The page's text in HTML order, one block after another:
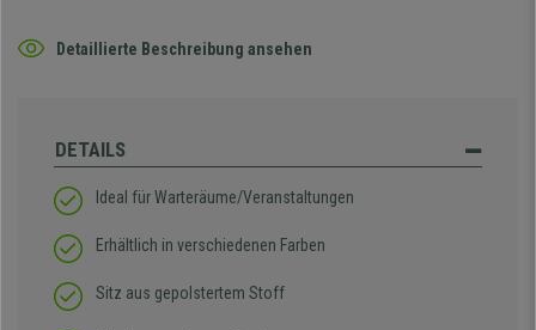
Detaillierte Beschreibung ansehen
DETAILS
Ideal für Warteräume/Veranstaltungen
Erhältlich in verschiedenen Farben
Sitz aus gepolstertem Stoff